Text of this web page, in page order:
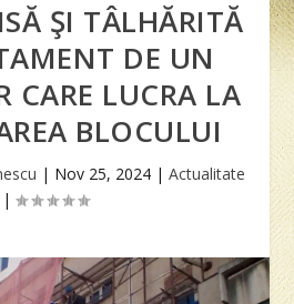
ŞI TÂLHĂRITĂ
DE UN
CARE LUCRA LA
BLOCULUI
| Nov 25, 2024| Actualitate
|